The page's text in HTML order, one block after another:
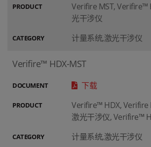
PRODUCT
Verifire MST, Verifire™
光干涉仪
CATEGORY 计量系统,激光干涉仪
Verifire™ HDX-MST
DOCUMENT 下载
PRODUCT
Verifire™ HDX, Verifire
激光干涉仪, Verifire™
CATEGORY 计量系统,激光干涉仪